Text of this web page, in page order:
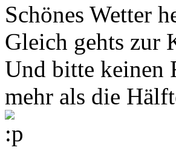
Schönes Wetter
Gleich gehts zur
Und bitte keinen
mehr als die